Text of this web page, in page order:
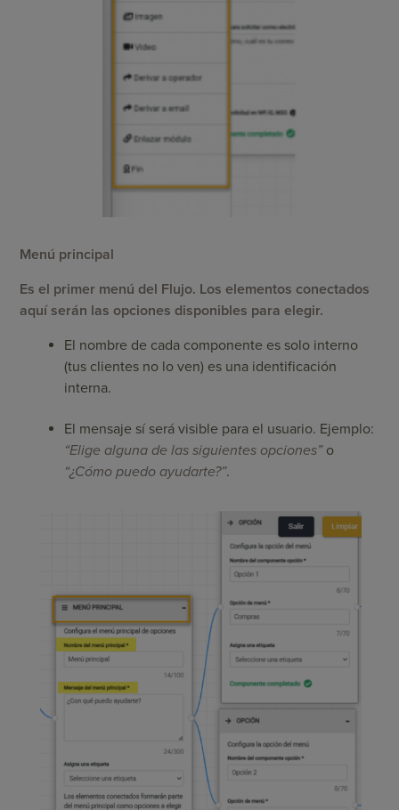
Menú principal
Es el primer menú del Flujo. Los elementos conectados
aquí serán las opciones disponibles para elegir.
El nombre de cada componente es solo interno
(tus clientes no lo ven) es una identificación
interna.
El mensaje sí será visible para el usuario. Ejemplo:
“Elige alguna de las siguientes opciones”o
“¿Cómo puedo ayudarte?”.